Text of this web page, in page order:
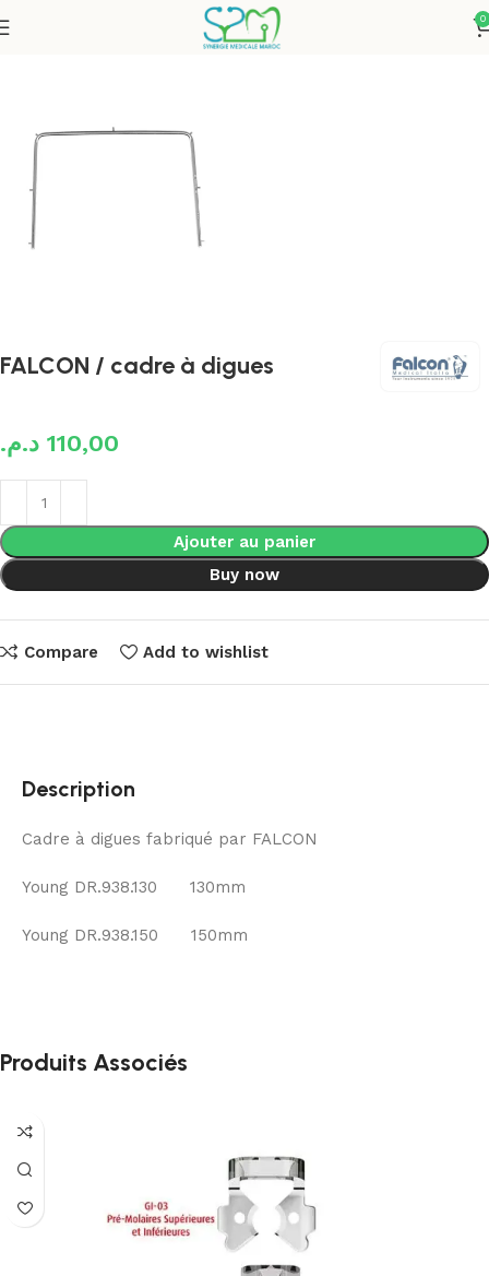
0
FALCON / cadre à digues
110,00 د.م.
Ajouter au panier
Buy now
Compare Add to wishlist
Description
Cadre à digues fabriqué par FALCON
Young DR.938.130 130mm
Young DR.938.150 150mm
Produits Associés